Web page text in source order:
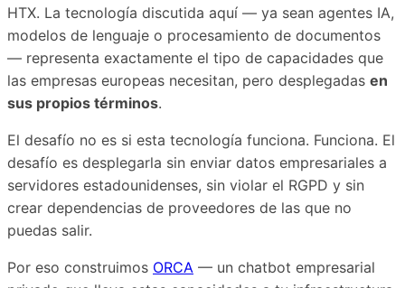
HTX. La tecnología discutida aquí — ya sean agentes IA,
modelos de lenguaje o procesamiento de documentos
— representa exactamente el tipo de capacidades que
las empresas europeas necesitan, pero desplegadas en
sus propios términos.
El desafío no es si esta tecnología funciona. Funciona. El
desafío es desplegarla sin enviar datos empresariales a
servidores estadounidenses, sin violar el RGPD y sin
crear dependencias de proveedores de las que no
puedas salir.
Por eso construimos ORCA — un chatbot empresarial